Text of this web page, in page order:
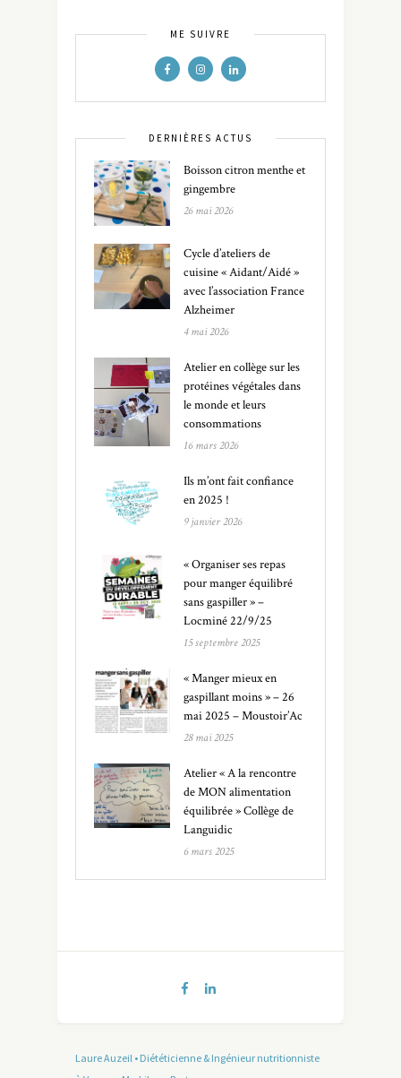
ME SUIVRE
DERNIÈRES ACTUS
Boisson citron menthe et
gingembre
26 mai 2026
Cycle d’ateliers de
cuisine « Aidant/Aidé »
avec l’association France
Alzheimer
4 mai 2026
Atelier en collège sur les
protéines végétales dans
le monde et leurs
consommations
16 mars 2026
Ils m’ont fait confiance
en 2025 !
9 janvier 2026
« Organiser ses repas
pour manger équilibré
sans gaspiller » –
Locminé 22/9/25
15 septembre 2025
« Manger mieux en
gaspillant moins » – 26
mai 2025 – Moustoir’Ac
28 mai 2025
Atelier « A la rencontre
de MON alimentation
équilibrée » Collège de
Languidic
6 mars 2025
Laure Auzeil • Diététicienne & Ingénieur nutritionniste